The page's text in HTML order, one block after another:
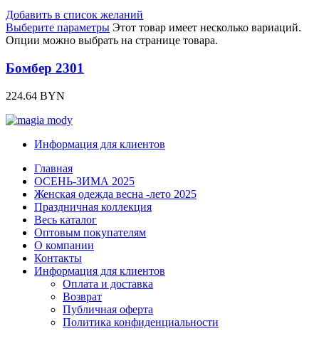
Добавить в список желаний
Выберите параметры Этот товар имеет несколько вариаций.
Опции можно выбрать на странице товара.
Бомбер 2301
224.64 BYN
Информация для клиентов
Главная
ОСЕНЬ-ЗИМА 2025
Женская одежда весна -лето 2025
Праздничная коллекция
Весь каталог
Оптовым покупателям
О компании
Контакты
Информация для клиентов
Оплата и доставка
Возврат
Публичная оферта
Политика конфиденциальности